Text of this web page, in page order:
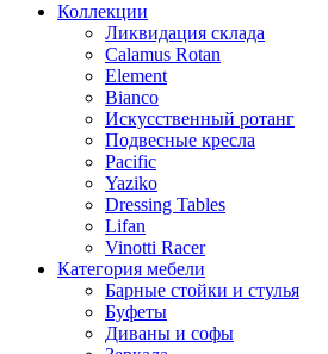
Коллекции
Ликвидация склада
Calamus Rotan
Element
Bianco
Искусственный ротанг
Подвесные кресла
Pacific
Yaziko
Dressing Tables
Lifan
Vinotti Racer
Категория мебели
Барные стойки и стулья
Буфеты
Диваны и софы